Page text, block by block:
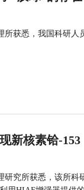
所获悉，我国科研
新核素铪-153
研究所获悉，该所